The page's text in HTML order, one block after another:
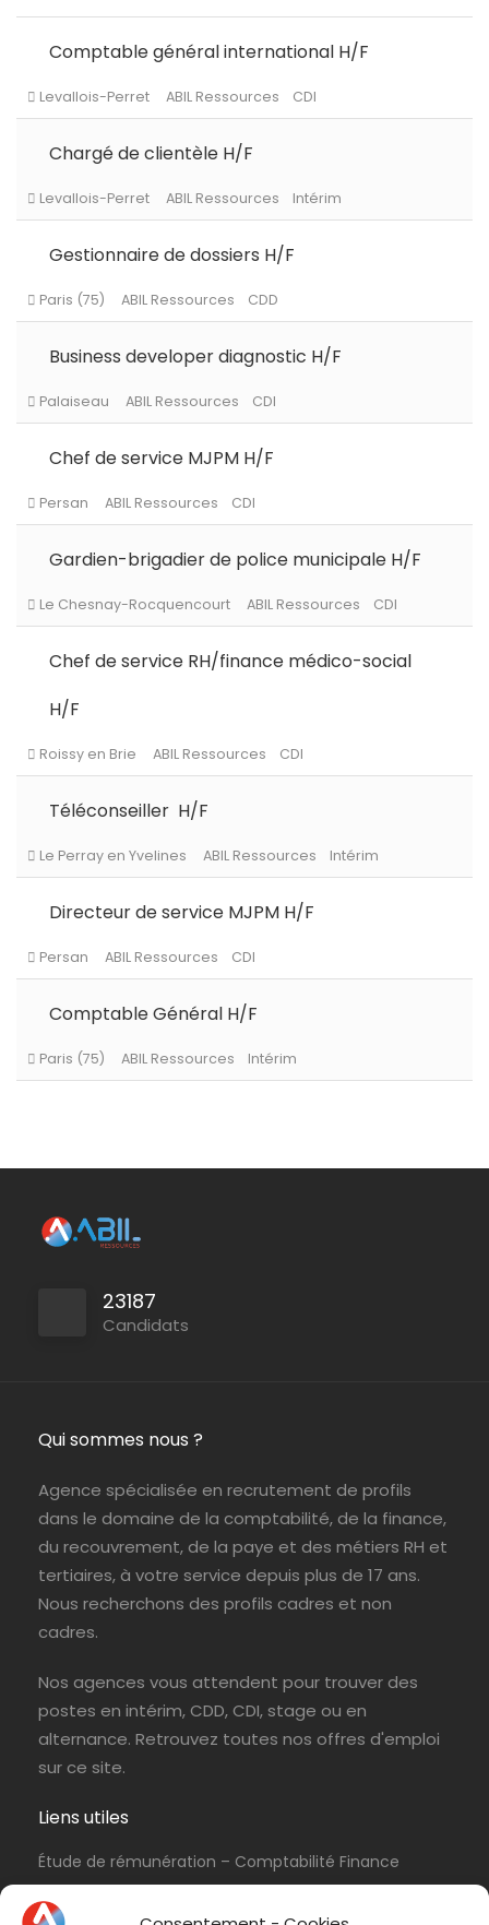
Comptable général international H/F
Chargé de clientèle H/F
Gestionnaire de dossiers H/F
Business developer diagnostic H/F
Chef de service MJPM H/F
Persan ABIL Ressources CDI
Gardien-brigadier de police municipale H/F
Le Chesnay-Rocquencourt ABIL Ressources
Chef de service RH/finance médico-social
H/F
Roissy en Brie
Téléconseiller H/F
ABIL Ressources
Directeur de service MJPM H/F
Comptable Général H/F
23187
Candidats
Qui sommes nous ?
Agence spécialisée en recrutement de profils
dans le domaine de la comptabilité, de la finance,
du recouvrement, de la paye et des métiers RH et
tertiaires, à votre service depuis plus de 17 ans.
Nous recherchons des profils cadres et non
cadres.
Nos agences vous attendent pour trouver des
postes en intérim, CDD, CDI, stage ou en
alternance. Retrouvez toutes nos offres d'emploi
sur ce site.
Liens utiles
Étude de rémunération – Comptabilité Finance